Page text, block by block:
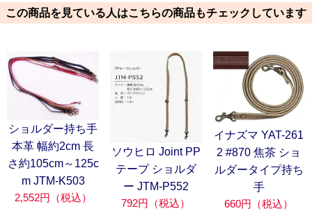
この商品を見ている人はこちらの商品もチェックしています
ショルダー持ち手
本革 幅約2cm 長
さ約105cm～125c
m JTM-K503
2,552円（税込）
ソウヒロ Joint PP
テープ ショルダ
ー JTM-P552
792円（税込）
イナズマ YAT-261
2 #870 焦茶 ショ
ルダータイプ持ち
手
660円（税込）